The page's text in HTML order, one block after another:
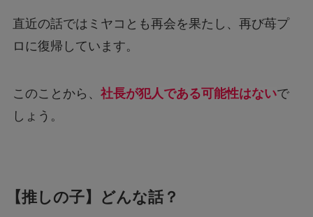
直近の話ではミヤコとも再会を果たし、再び苺プ
ロに復帰しています。
このことから、 社長が犯人である可能性はないで
しょう。
【推しの子】どんな話？